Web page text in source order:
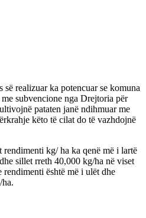
realizuar ka potencuar se komuna
subvencione nga Drejtoria për
pataten janë ndihmuar me
këto të cilat do të vazhdojnë
kg/ ha ka qenë më i lartë
sillet rreth 40,000 kg/ha në viset
është më i ulët dhe